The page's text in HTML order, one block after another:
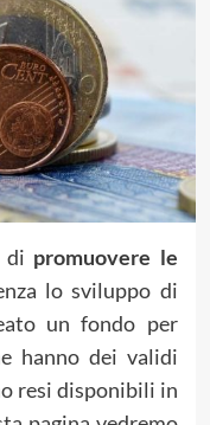
di promuovere le
lo sviluppo di
un fondo per
hanno dei validi
resi disponibili in